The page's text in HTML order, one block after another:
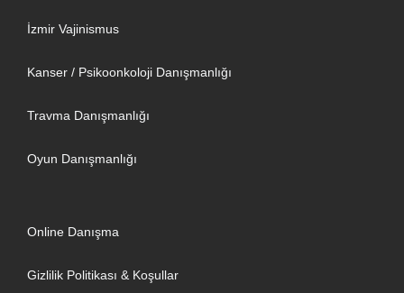
İzmir Vajinismus
Kanser / Psikoonkoloji Danışmanlığı
Travma Danışmanlığı
Oyun Danışmanlığı
Online Danışma
Gizlilik Politikası & Koşullar